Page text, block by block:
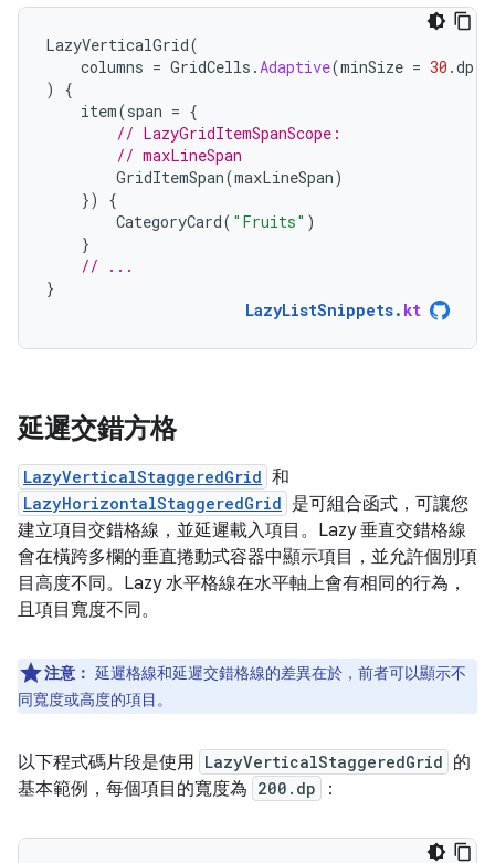
LazyVerticalGrid(
columns = GridCells .Adaptive(minSize = 30.dp
)
{
item(span = {
// LazyGridItemSpanScope:
// maxLineSpan
GridItemSpan(maxLineSpan)
})
{
CategoryCard( "Fruits" )
}
// ...
}
LazyListSnippets. kt
延遲交錯方格
LazyVerticalStaggeredGrid 和
LazyHorizontalStaggeredGrid 是可組合函式，可讓您
建立項目交錯格線，並延遲載入項目。Lazy 垂直交錯格線
會在橫跨多欄的垂直捲動式容器中顯示項目，並允許個別項
目高度不同。Lazy 水平格線在水平軸上會有相同的行為，
且項目寬度不同。
注意： 延遲格線和延遲交錯格線的差異在於，前者可以顯示不
同寬度或高度的項目。
以下程式碼片段是使用 LazyVerticalStaggeredGrid 的
基本範例，每個項目的寬度為 200.dp ：